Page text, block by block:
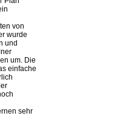
von
wurde
und
um. Die
einfache
sehr